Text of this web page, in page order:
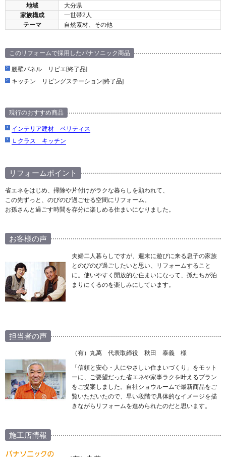
地域
大分県
家族構成
一世帯2人
テーマ
自然素材、その他
このリフォームで採用したパナソニック商品
腰壁パネル リビエ[終了品]
キッチン リビングステーション[終了品]
現行のおすすめ商品
インテリア建材 ベリティス
Ｌクラス キッチン
リフォームポイント
省エネをはじめ、掃除や片付けがラクな暮らしを願われて、
この先ずっと、のびのび過ごせる空間にリフォーム。
お孫さんと過ごす時間を存分に楽しめる住まいになりました。
お客様の声
夫婦二人暮らしですが、週末に遊びに来る息子の家族
とのびのび過ごしたいと思い、リフォームすること
に。使いやすく開放的な住まいになって、孫たちが泊
まりにくるのを楽しみにしています。
担当者の声
（有）丸萬 代表取締役 秋田 泰義 様
「信頼と安心・人にやさしい住まいづくり」をモット
ーに、ご要望だった省エネや家事ラクを叶えるプラン
をご提案しました。自社ショウルームで最新商品をご
覧いただいたので、早い段階で具体的なイメージを描
きながらリフォームを進められたのだと思います。
施工店情報